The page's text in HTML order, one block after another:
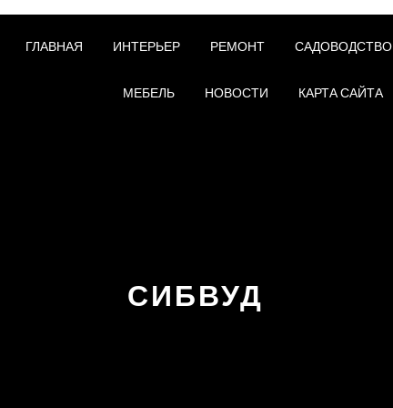
ГЛАВНАЯ ИНТЕРЬЕР РЕМОНТ САДОВОДСТВО
МЕБЕЛЬ НОВОСТИ КАРТА САЙТА
СИБВУД